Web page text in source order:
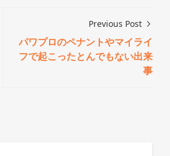
Previous Post
パワプロのペナントやマイライ
フで起こったとんでもない出来
事